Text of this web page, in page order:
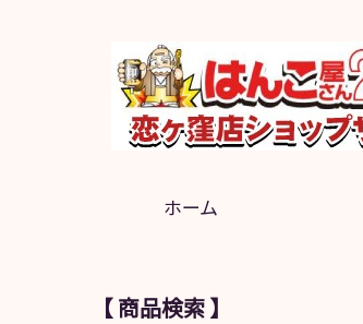
ホーム
【 商品検索 】